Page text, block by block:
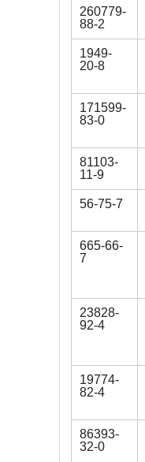
260779-
88-2
1949-
20-8
171599-
83-0
81103-
11-9
56-75-7
665-66-
7
23828-
92-4
19774-
82-4
86393-
32-0